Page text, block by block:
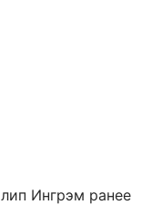
Ингрэм ранее